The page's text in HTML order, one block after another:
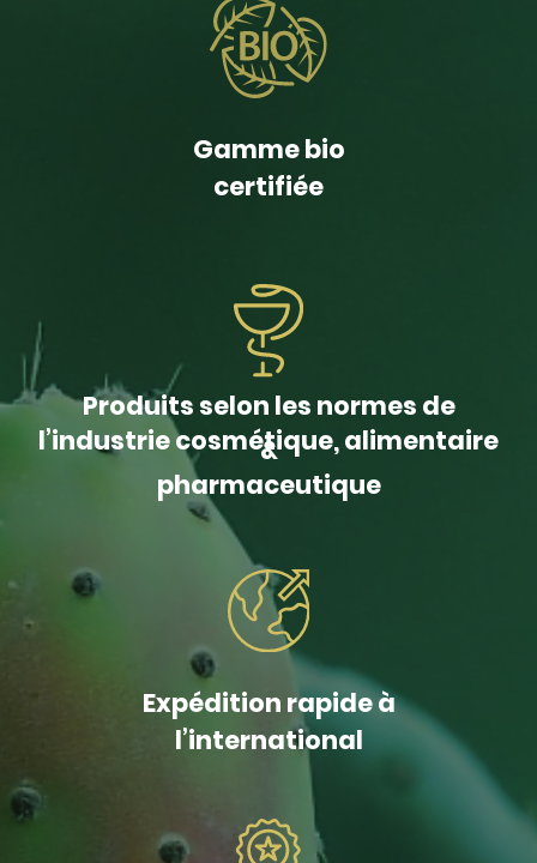
Gamme bio
certifiée
Produits selon les normes de
l’industrie cosmétique, alimentaire
&
pharmaceutique
Expédition rapide à
l’international